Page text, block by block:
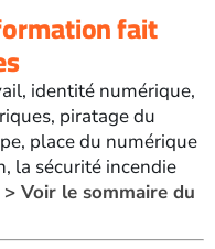
fait
identité numérique,
piratage du
place du numérique
la sécurité incendie
> Voir le sommaire du